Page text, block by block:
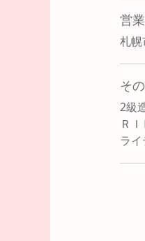
営
札
そ
2級
Ｒ
ラ